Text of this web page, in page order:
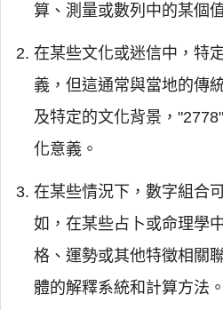
算、測量或數列中的某個
在某些文化或迷信中，特
義，但這通常與當地的傳
及特定的文化背景，
化意義。
在某些情況下，數字組合
如，在某些占卜或命理學
格、運勢或其他特徵相關
體的解釋系統和計算方法。